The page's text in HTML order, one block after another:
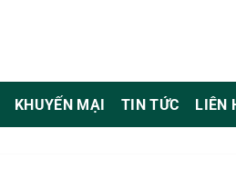
KHUYẾN MẠI TIN TỨC LIÊN